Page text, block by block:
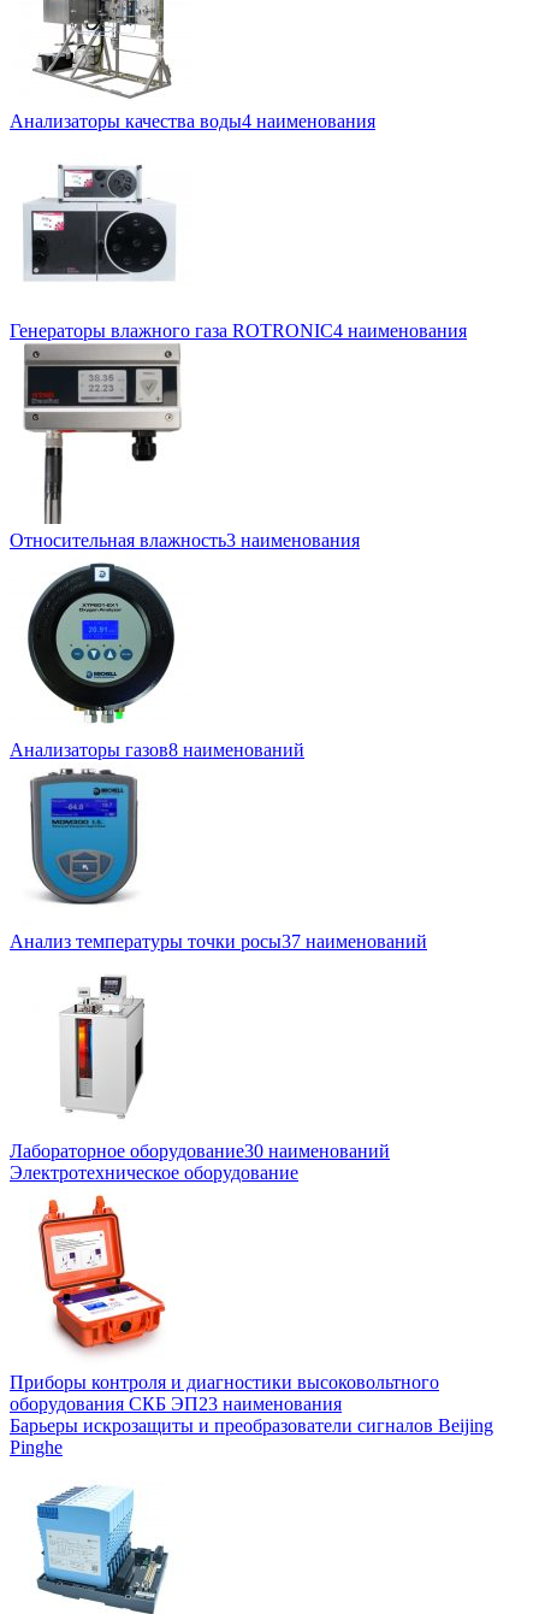
Анализаторы качества воды4 наименования
Генераторы влажного газа ROTRONIC4 наименования
Относительная влажность3 наименования
Анализаторы газов8 наименований
Анализ температуры точки росы37 наименований
Лабораторное оборудование30 наименований
Электротехническое оборудование
Приборы контроля и диагностики высоковольтного
оборудования СКБ ЭП23 наименования
Барьеры искрозащиты и преобразователи сигналов Beijing
Pinghe